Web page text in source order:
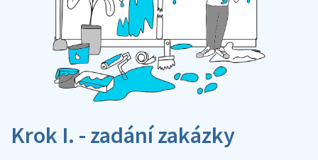
Krok I. - zadání zakázky